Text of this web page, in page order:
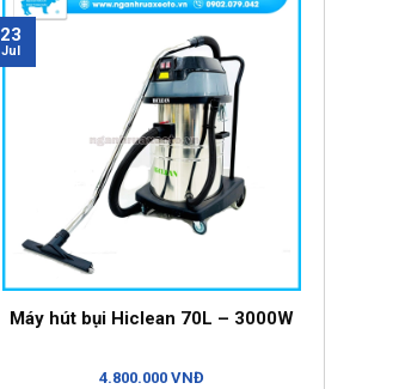
Máy hút bụi Hiclean 70L – 3000W
23
Jul
4.800.000 VNĐ